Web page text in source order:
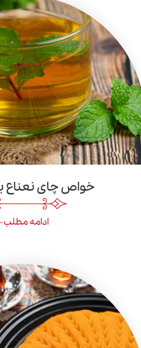
خواص چای نعناع
ادامه مطلب